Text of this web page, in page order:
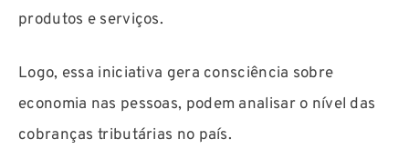
produtos e serviços.
Logo, essa iniciativa gera consciência sobre
economia nas pessoas, podem analisar o nível das
cobranças tributárias no país.